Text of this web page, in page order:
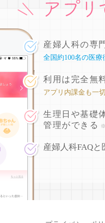
産婦人科の専
全国約100名の医療
利用は完全無
アプリ内課金も一
生理日や基礎
管理ができる
産婦人科FAQ